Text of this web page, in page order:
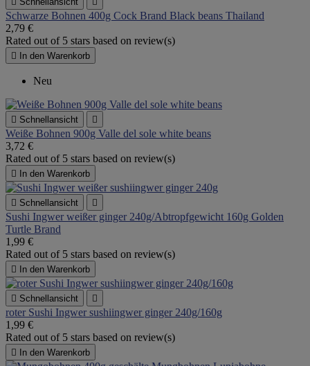
Schwarze Bohnen 400g Cock Brand Black beans Thailand
2,79 €
Rated out of 5 stars based on review(s)
 In den Warenkorb
Neu
 Schnellansicht 
Weiße Bohnen 900g Valle del sole white beans
3,72 €
Rated out of 5 stars based on review(s)
 In den Warenkorb
 Schnellansicht 
Sushi Ingwer weißer ginger 240g/Abtropfgewicht 160g Golden
Turtle Brand
1,99 €
Rated out of 5 stars based on review(s)
 In den Warenkorb
 Schnellansicht 
roter Sushi Ingwer sushiingwer ginger 240g/160g
1,99 €
Rated out of 5 stars based on review(s)
 In den Warenkorb